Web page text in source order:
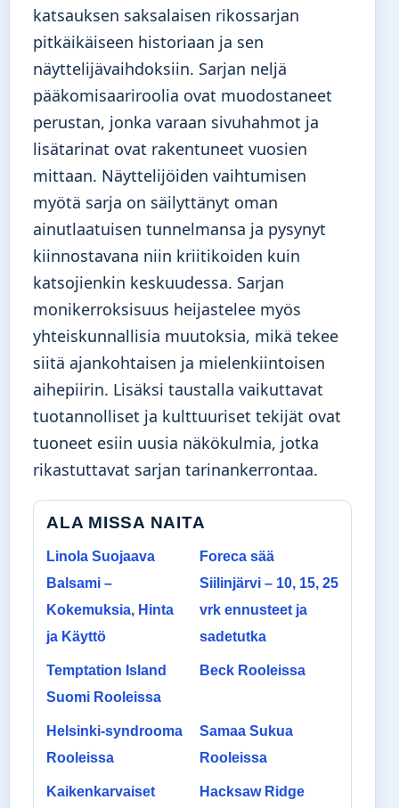
katsauksen saksalaisen rikossarjan
pitkäikäiseen historiaan ja sen
näyttelijävaihdoksiin. Sarjan neljä
pääkomisaariroolia ovat muodostaneet
perustan, jonka varaan sivuhahmot ja
lisätarinat ovat rakentuneet vuosien
mittaan. Näyttelijöiden vaihtumisen
myötä sarja on säilyttänyt oman
ainutlaatuisen tunnelmansa ja pysynyt
kiinnostavana niin kriitikoiden kuin
katsojienkin keskuudessa. Sarjan
monikerroksisuus heijastelee myös
yhteiskunnallisia muutoksia, mikä tekee
siitä ajankohtaisen ja mielenkiintoisen
aihepiirin. Lisäksi taustalla vaikuttavat
tuotannolliset ja kulttuuriset tekijät ovat
tuoneet esiin uusia näkökulmia, jotka
rikastuttavat sarjan tarinankerrontaa.
ALA MISSA NAITA
Linola Suojaava
Balsami –
Kokemuksia, Hinta
ja Käyttö
Foreca sää
Siilinjärvi – 10, 15, 25
vrk ennusteet ja
sadetutka
Temptation Island
Suomi Rooleissa
Beck Rooleissa
Helsinki-syndrooma
Rooleissa
Samaa Sukua
Rooleissa
Kaikenkarvaiset Hacksaw Ridge